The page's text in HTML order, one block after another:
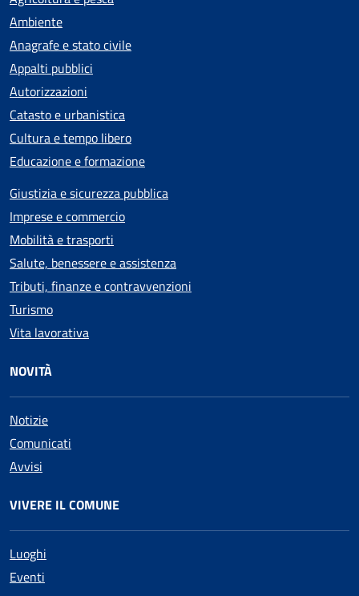
Ambiente
Anagrafe e stato civile
Appalti pubblici
Autorizzazioni
Catasto e urbanistica
Cultura e tempo libero
Educazione e formazione
Giustizia e sicurezza pubblica
Imprese e commercio
Mobilità e trasporti
Salute, benessere e assistenza
Tributi, finanze e contravvenzioni
Turismo
Vita lavorativa
NOVITÀ
Notizie
Comunicati
Avvisi
VIVERE IL COMUNE
Luoghi
Eventi